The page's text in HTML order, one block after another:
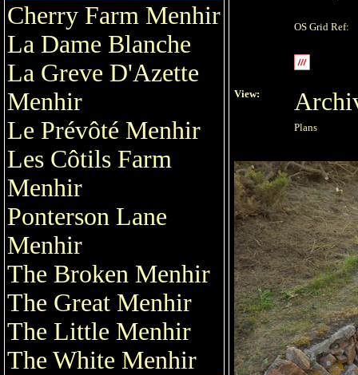
Cherry Farm Menhir
La Dame Blanche
La Greve D'Azette
Menhir
Le Prévôté Menhir
Les Côtils Farm
Menhir
Ponterson Lane
Menhir
The Broken Menhir
The Great Menhir
The Little Menhir
The White Menhir
OS Grid Ref:
View:
Plans